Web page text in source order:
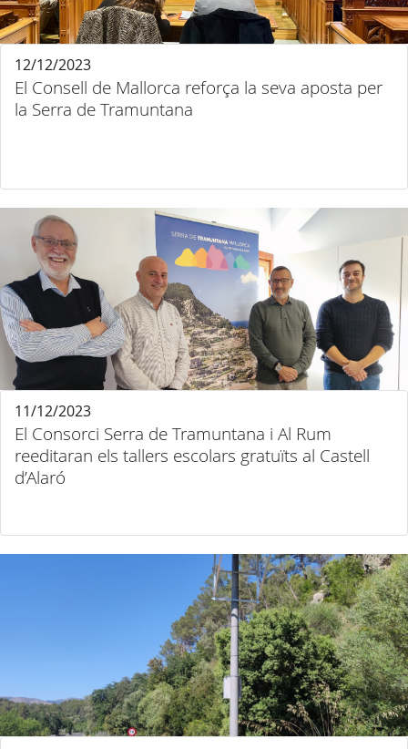
El Consell de Mallorca reforça la seva aposta per
la Serra de Tramuntana
12/12/2023
El Consorci Serra de Tramuntana i Al Rum
reeditaran els tallers escolars gratuïts al Castell
d’Alaró
11/12/2023